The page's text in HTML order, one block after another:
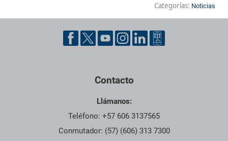
Categorías: Noticias
Contacto
Llámanos:
Teléfono: +57 606 3137565
Conmutador: (57) (606) 313 7300